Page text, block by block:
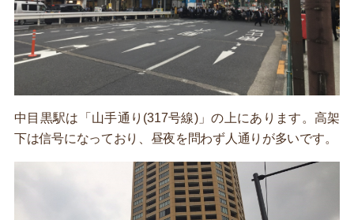
中目黒駅は「山手通り(317号線)」の上にあります。高架
下は信号になっており、昼夜を問わず人通りが多いです。